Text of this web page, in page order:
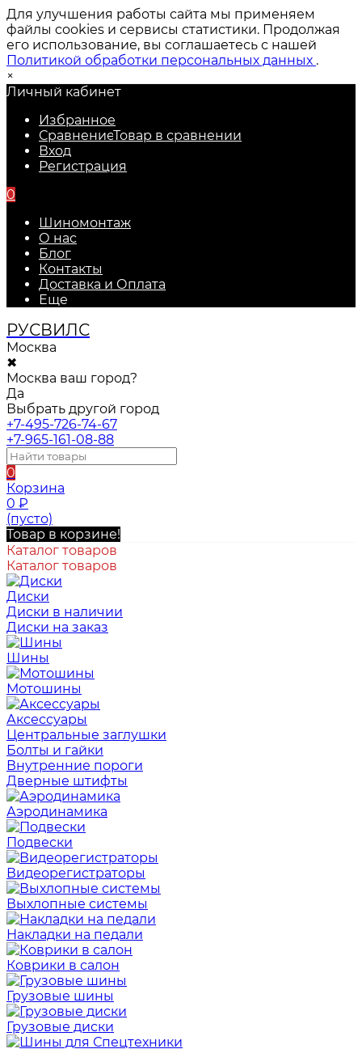
Для улучшения работы сайта мы применяем
файлы cookies и сервисы статистики. Продолжая
его использование, вы соглашаетесь с нашей
Политикой обработки персональных данных .
×
Личный кабинет
Избранное
СравнениеТовар в сравнении
Вход
Регистрация
0
Шиномонтаж
О нас
Блог
Контакты
Доставка и Оплата
Еще
РУСВИЛС
Москва
✖
Москва ваш город?
Да
Выбрать другой город
+7-495-726-74-67
+7-965-161-08-88
0
Корзина
0 ₽
(пусто)
Товар в корзине!
Каталог товаров
Каталог товаров
Диски
Диски в наличии
Диски на заказ
Шины
Мотошины
Аксессуары
Центральные заглушки
Болты и гайки
Внутренние пороги
Дверные штифты
Аэродинамика
Подвески
Видеорегистраторы
Выхлопные системы
Накладки на педали
Коврики в салон
Грузовые шины
Грузовые диски